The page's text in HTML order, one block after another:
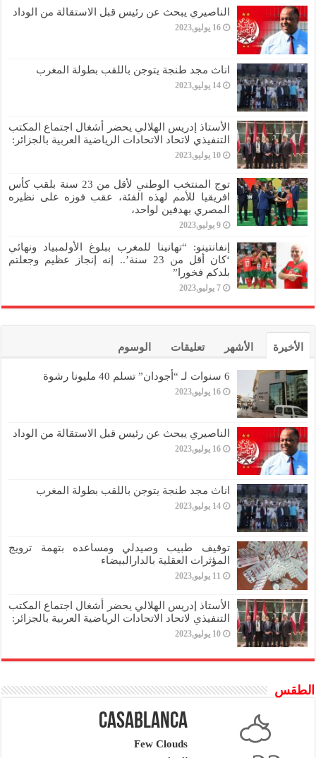
الناصيري يبحث عن رئيس قبل الاستقالة من الوداد
16 يوليو,2023
اناث مجد طنجة يتوجن باللقب بطولة المغرب
14 يوليو,2023
الأستاذ إدريس الهلالي يحضر أشغال اجتماع المكتب
التنفيذي لاتحاد الاتحادات الرياضية العربية بالجزائر:
10 يوليو,2023
توج المنتخب الوطني لأقل من 23 سنة بلقب كأس
افريقيا للأمم لهذه الفئة، عقب فوزه على نظيره
المصري بهدفين لواحد،
9 يوليو,2023
إنفانتينو: “تهانينا للمغرب ببلوغ الأولمبياد ونهائي
‘كان أقل من 23 سنة’.. إنه إنجاز عظيم وجعلتم
بلدكم فخورا”
7 يوليو,2023
الأخيرة الأشهر تعليقات الوسوم
6 سنوات لـ “أجودان” تسلم 40 مليونا رشوة
16 يوليو,2023
الناصيري يبحث عن رئيس قبل الاستقالة من الوداد
16 يوليو,2023
اناث مجد طنجة يتوجن باللقب بطولة المغرب
14 يوليو,2023
توقيف طبيب وصيدلي ومساعده بتهمة ترويج
المؤثرات العقلية بالدارالبيضاء
11 يوليو,2023
الأستاذ إدريس الهلالي يحضر أشغال اجتماع المكتب
التنفيذي لاتحاد الاتحادات الرياضية العربية بالجزائر:
10 يوليو,2023
الطقس
Casablanca
Few Clouds